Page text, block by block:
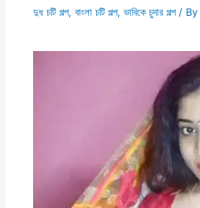
দুধ চটি গল্প, বাংলা চটি গল্প, ভাবিকে চুদার গল্প/ By